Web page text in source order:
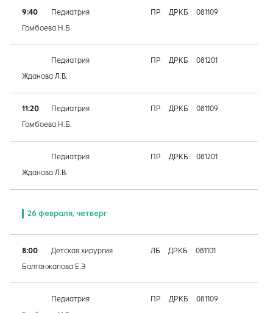
9:40 Педиатрия ПР ДРКБ 081109
Гомбоева Н.Б.
Педиатрия ПР ДРКБ 081201
Жданова Л.В.
11:20 Педиатрия ПР ДРКБ 081109
Гомбоева Н.Б.
Педиатрия ПР ДРКБ 081201
Жданова Л.В.
26 февраля, четверг
8:00 Детская хирургия ЛБ ДРКБ 081101
Балганжапова Е.Э
Педиатрия ПР ДРКБ 081109